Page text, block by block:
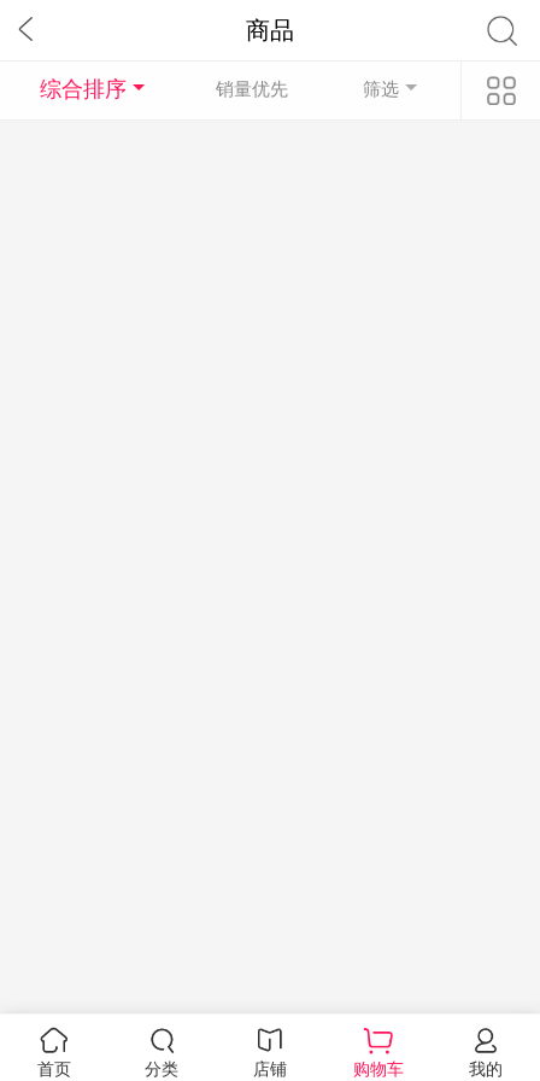
商品
综合排序 销量优先 筛选
首页 分类 店铺 购物车 我的